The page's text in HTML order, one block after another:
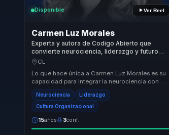
Disponible Ver Reel
Carmen Luz Morales
Experta y autora de Codigo Abierto que
convierte neurociencia, liderazgo y futuro
del trabajo en mejores decisiones para
CL
Lo que hace única a Carmen Luz Morales es su
capacidad para integrar la neurociencia con el
liderazgo práctico, ofreciendo un enfoque tra...
Neurociencia Liderazgo
Cultura Organizacional
15años 3conf.